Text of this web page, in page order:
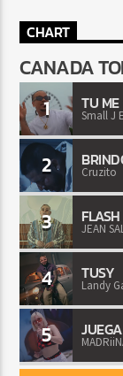
CHART
CANADA
1 TU
Small J
2 Cruzito
3 JEAN
4 TUSY
Landy
5 JUEGA